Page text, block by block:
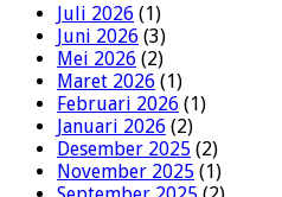
Juli 2026 (1)
Juni 2026 (3)
Mei 2026 (2)
Maret 2026 (1)
Februari 2026 (1)
Januari 2026 (2)
Desember 2025 (2)
November 2025 (1)